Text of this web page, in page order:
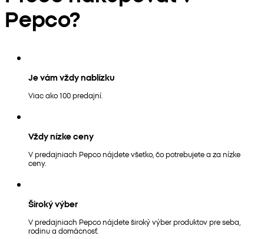
Pepco?
Je vám vždy nablízku
Viac ako 100 predajní.
Vždy nízke ceny
V predajniach Pepco nájdete všetko, čo potrebujete a za nízke
ceny.
Široký výber
V predajniach Pepco nájdete široký výber produktov pre seba,
rodinu a domácnosť.